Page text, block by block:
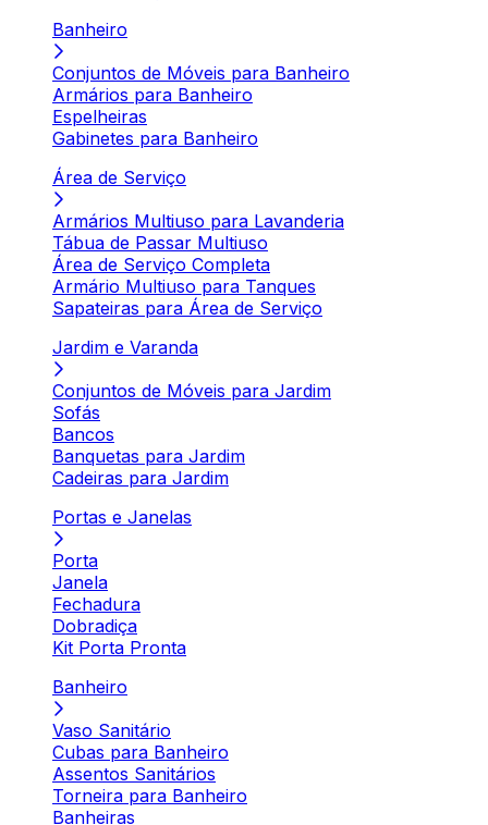
Banheiro
Conjuntos de Móveis para Banheiro
Armários para Banheiro
Espelheiras
Gabinetes para Banheiro
Área de Serviço
Armários Multiuso para Lavanderia
Tábua de Passar Multiuso
Área de Serviço Completa
Armário Multiuso para Tanques
Sapateiras para Área de Serviço
Jardim e Varanda
Conjuntos de Móveis para Jardim
Sofás
Bancos
Banquetas para Jardim
Cadeiras para Jardim
Portas e Janelas
Porta
Janela
Fechadura
Dobradiça
Kit Porta Pronta
Banheiro
Vaso Sanitário
Cubas para Banheiro
Assentos Sanitários
Torneira para Banheiro
Banheiras